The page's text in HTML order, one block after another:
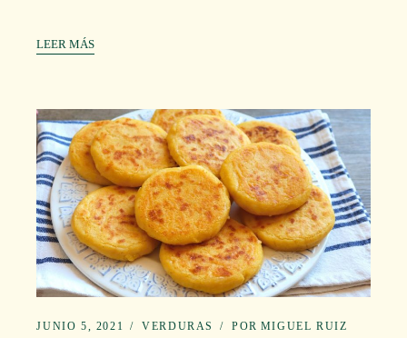
LEER MÁS
JUNIO 5, 2021 VERDURAS POR MIGUEL RUIZ